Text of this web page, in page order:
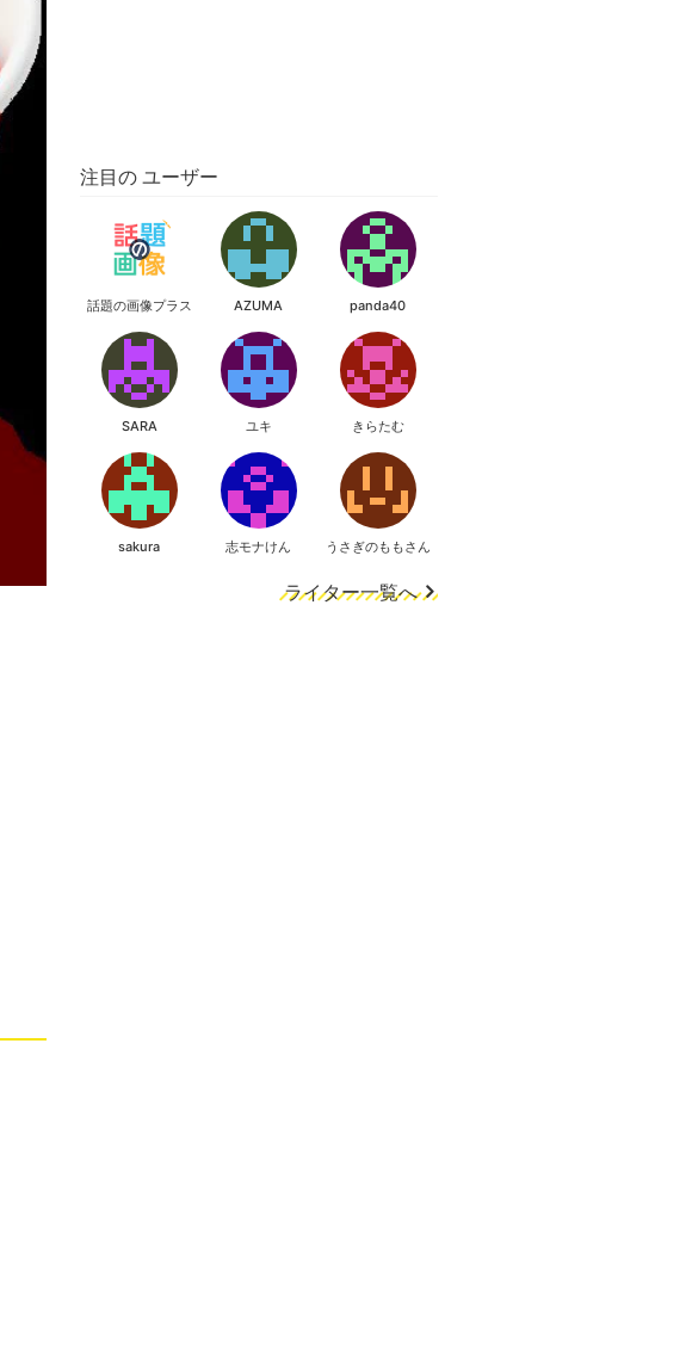
注目の ユーザー
話題の画像プラス AZUMA panda40
SARA ユキ きらたむ
sakura 志モナけん うさぎのももさん
ライター一覧へ